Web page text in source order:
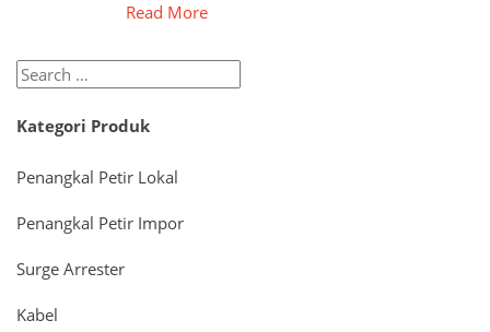
Read More
Search
Kategori Produk
Penangkal Petir Lokal
Penangkal Petir Impor
Surge Arrester
Kabel